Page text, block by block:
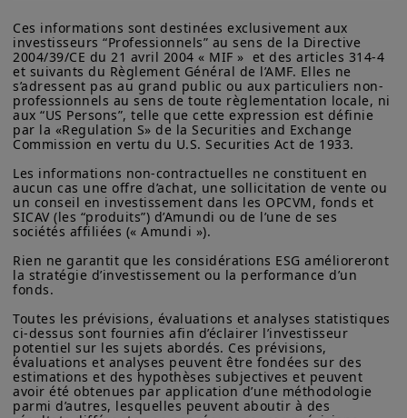
Ces informations sont destinées exclusivement aux
investisseurs “Professionnels” au sens de la Directive
2004/39/CE du 21 avril 2004 « MIF »  et des articles 314-4
et suivants du Règlement Général de l’AMF. Elles ne
s’adressent pas au grand public ou aux particuliers non-
professionnels au sens de toute règlementation locale, ni
aux “US Persons”, telle que cette expression est définie
par la «Regulation S» de la Securities and Exchange
Commission en vertu du U.S. Securities Act de 1933.
Les informations non-contractuelles ne constituent en
aucun cas une offre d’achat, une sollicitation de vente ou
un conseil en investissement dans les OPCVM, fonds et
SICAV (les “produits”) d’Amundi ou de l’une de ses
sociétés affiliées (« Amundi »).
Rien ne garantit que les considérations ESG amélioreront
la stratégie d’investissement ou la performance d’un
fonds.
Toutes les prévisions, évaluations et analyses statistiques
ci-dessus sont fournies afin d’éclairer l’investisseur
potentiel sur les sujets abordés. Ces prévisions,
évaluations et analyses peuvent être fondées sur des
estimations et des hypothèses subjectives et peuvent
avoir été obtenues par application d’une méthodologie
parmi d’autres, lesquelles peuvent aboutir à des